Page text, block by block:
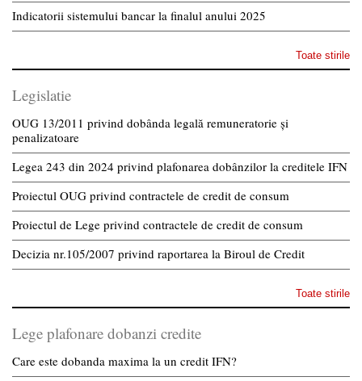
Indicatorii sistemului bancar la finalul anului 2025
Toate stirile
Legislatie
OUG 13/2011 privind dobânda legală remuneratorie și
penalizatoare
Legea 243 din 2024 privind plafonarea dobânzilor la creditele IFN
Proiectul OUG privind contractele de credit de consum
Proiectul de Lege privind contractele de credit de consum
Decizia nr.105/2007 privind raportarea la Biroul de Credit
Toate stirile
Lege plafonare dobanzi credite
Care este dobanda maxima la un credit IFN?